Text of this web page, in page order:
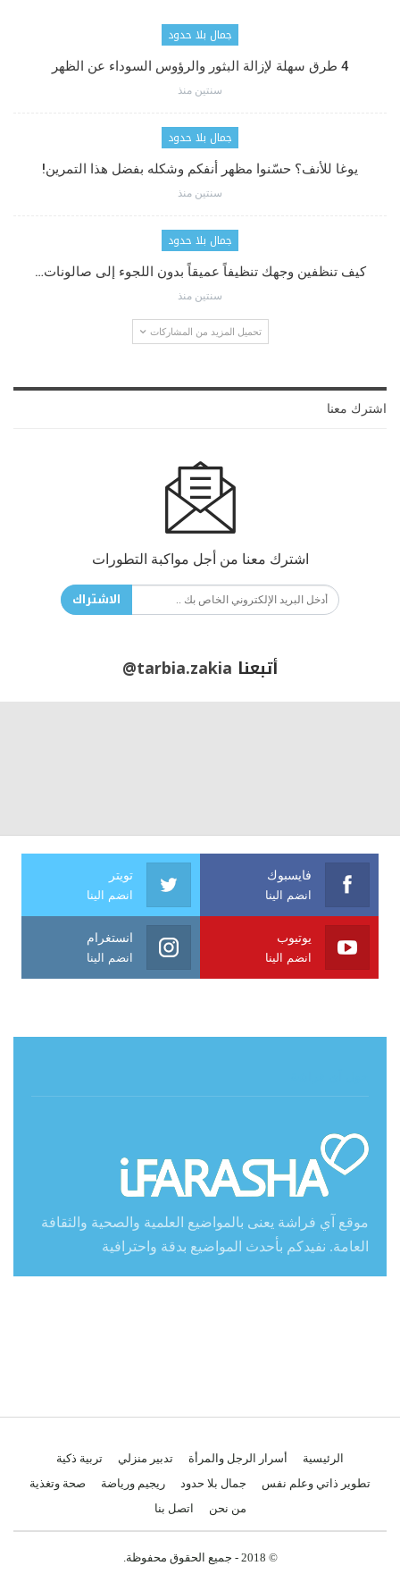
جمال بلا حدود
4 طرق سهلة لإزالة البثور والرؤوس السوداء عن الظهر
سنتين منذ
جمال بلا حدود
يوغا للأنف؟ حسّنوا مظهر أنفكم وشكله بفضل هذا التمرين!
سنتين منذ
جمال بلا حدود
كيف تنظفين وجهك تنظيفاً عميقاً بدون اللجوء إلى صالونات…
سنتين منذ
تحميل المزيد من المشاركات
اشترك معنا
اشترك معنا من أجل مواكبة التطورات
الاشتراك
أتبعنا @tarbia.zakia
فايسبوك
انضم الينا
تويتر
انضم الينا
يوتيوب
انضم الينا
انستغرام
انضم الينا
موقع آي فراشة يعنى بالمواضيع العلمية والصحية والثقافة
العامة. نفيدكم بأحدث المواضيع بدقة واحترافية
الرئيسية أسرار الرجل والمرأة تدبير منزلي
تربية ذكية
تطوير ذاتي وعلم نفس
جمال بلا حدود ريجيم ورياضة
صحة وتغذية
من نحن
اتصل بنا
© 2018 - جميع الحقوق محفوظة.